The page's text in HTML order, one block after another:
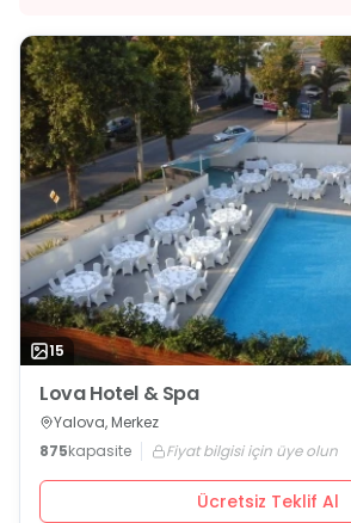
15
Lova Hotel & Spa
Yalova, Merkez
875kapasite Fiyat bilgisi için üye olun
Ücretsiz Teklif Al